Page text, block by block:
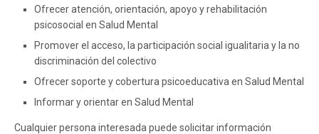
Ofrecer atención, orientación, apoyo y rehabilitación
psicosocial en Salud Mental
Promover el acceso, la participación social igualitaria y la no
discriminación del colectivo
Ofrecer soporte y cobertura psicoeducativa en Salud Mental
Informar y orientar en Salud Mental
Cualquier persona interesada puede solicitar información